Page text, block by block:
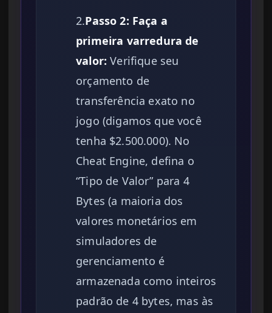
2.Passo 2: Faça a
primeira varredura de
valor: Verifique seu
orçamento de
transferência exato no
jogo (digamos que você
tenha $2.500.000). No
Cheat Engine, defina o
“Tipo de Valor” para 4
Bytes (a maioria dos
valores monetários em
simuladores de
gerenciamento é
armazenada como inteiros
padrão de 4 bytes, mas às